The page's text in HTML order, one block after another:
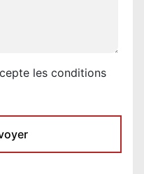
les conditions